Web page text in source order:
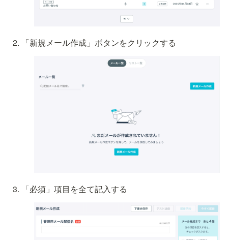
「新規メール作成」ボタンをクリックする
「必須」項目を全て記入する